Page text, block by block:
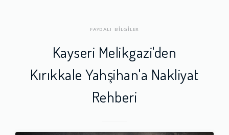
FAYDALI BİLGİLER
Kayseri Melikgazi'den
Kırıkkale Yahşihan'a Nakliyat
Rehberi